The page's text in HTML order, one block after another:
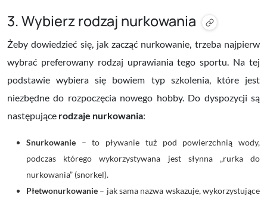
3. Wybierz rodzaj nurkowania
Żeby dowiedzieć się, jak zacząć nurkowanie, trzeba najpierw
wybrać preferowany rodzaj uprawiania tego sportu. Na tej
podstawie wybiera się bowiem typ szkolenia, które jest
niezbędne do rozpoczęcia nowego hobby. Do dyspozycji są
następujące rodzaje nurkowania:
Snurkowanie – to pływanie tuż pod powierzchnią wody,
podczas którego wykorzystywana jest słynna „rurka do
nurkowania” (snorkel).
Płetwonurkowanie – jak sama nazwa wskazuje, wykorzystujące